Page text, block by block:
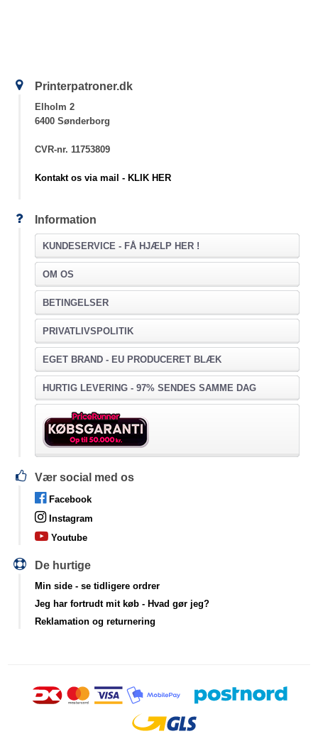
Printerpatroner.dk
Elholm 2
6400 Sønderborg
CVR-nr. 11753809
Kontakt os via mail - KLIK HER
Information
KUNDESERVICE - FÅ HJÆLP HER !
OM OS
BETINGELSER
PRIVATLIVSPOLITIK
EGET BRAND - EU PRODUCERET BLÆK
HURTIG LEVERING - 97% SENDES SAMME DAG
Vær social med os
Facebook
Instagram
Youtube
De hurtige
Min side - se tidligere ordrer
Jeg har fortrudt mit køb - Hvad gør jeg?
Reklamation og returnering